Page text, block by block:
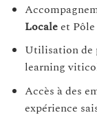
Localeet
Utilisation de
learning
Accès à des
expérience